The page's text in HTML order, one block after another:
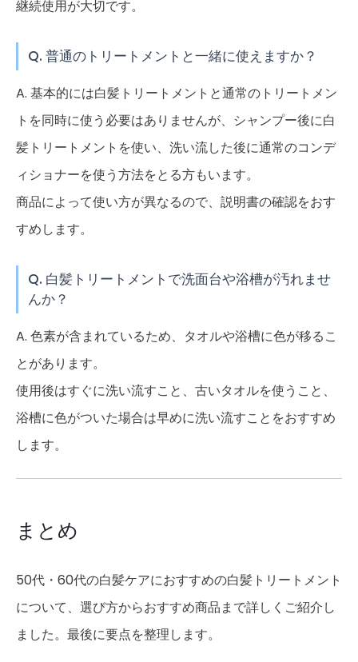
継続使用が大切です。
Q. 普通のトリートメントと一緒に使えますか？
A. 基本的には白髪トリートメントと通常のトリートメン
トを同時に使う必要はありませんが、シャンプー後に白
髪トリートメントを使い、洗い流した後に通常のコンデ
ィショナーを使う方法をとる方もいます。
商品によって使い方が異なるので、説明書の確認をおす
すめします。
Q. 白髪トリートメントで洗面台や浴槽が汚れませ
んか？
A. 色素が含まれているため、タオルや浴槽に色が移るこ
とがあります。
使用後はすぐに洗い流すこと、古いタオルを使うこと、
浴槽に色がついた場合は早めに洗い流すことをおすすめ
します。
まとめ
50代・60代の白髪ケアにおすすめの白髪トリートメント
について、選び方からおすすめ商品まで詳しくご紹介し
ました。最後に要点を整理します。